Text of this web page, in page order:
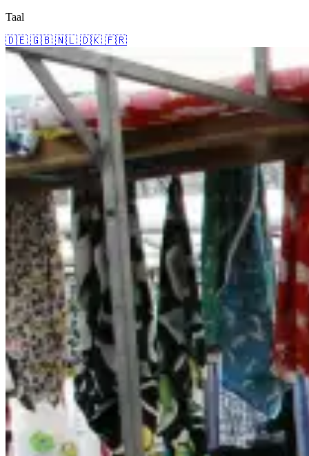
Taal
🇩🇪 🇬🇧 🇳🇱 🇩🇰 🇫🇷